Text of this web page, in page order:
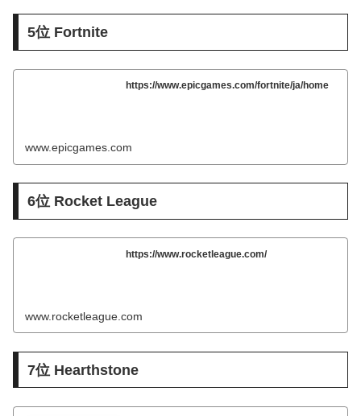
5位 Fortnite
https://www.epicgames.com/fortnite/ja/home
www.epicgames.com
6位 Rocket League
https://www.rocketleague.com/
www.rocketleague.com
7位 Hearthstone